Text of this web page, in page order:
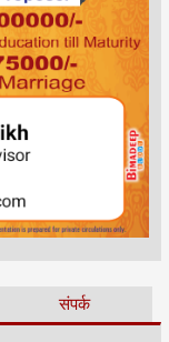
संपर्क